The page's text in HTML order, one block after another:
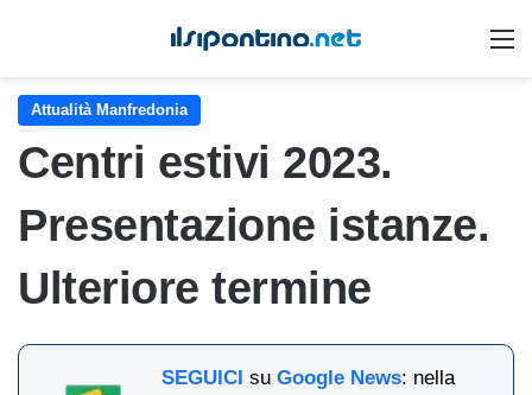
Attualità Manfredonia
Centri estivi 2023.
Presentazione istanze.
Ulteriore termine
SEGUICI suGoogle News: nella